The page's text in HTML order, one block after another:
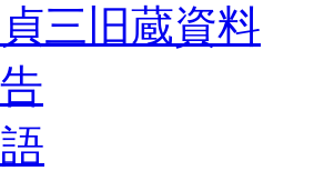
三旧蔵資料